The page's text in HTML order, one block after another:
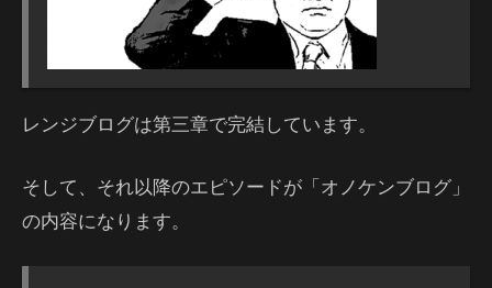
レンジブログは第三章で完結しています。
そして、それ以降のエピソードが「オノケンブログ」
の内容になります。